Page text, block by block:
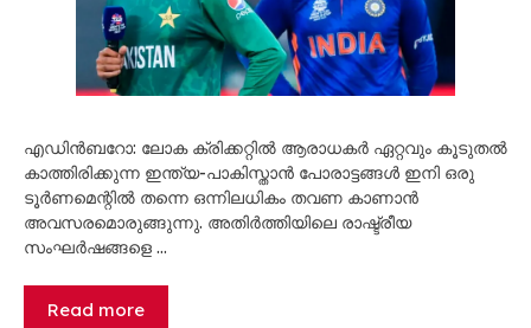
എഡിൻബറോ: ലോക ക്രിക്കറ്റിൽ ആരാധകർ ഏറ്റവും കൂടുതൽ
കാത്തിരിക്കുന്ന ഇന്ത്യ-പാകിസ്താൻ പോരാട്ടങ്ങൾ ഇനി ഒരു
ടൂർണമെന്റിൽ തന്നെ ഒന്നിലധികം തവണ കാണാൻ
അവസരമൊരുങ്ങുന്നു. അതിർത്തിയിലെ രാഷ്ട്രീയ
സംഘർഷങ്ങളെ …
Read more